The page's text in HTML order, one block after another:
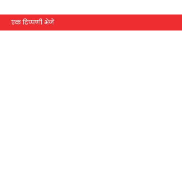
एक टिप्पणी भेजें